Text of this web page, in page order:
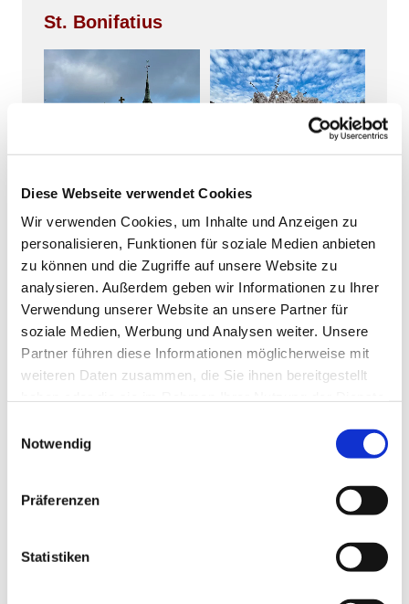
Diese Webseite verwendet Cookies
Wir verwenden Cookies, um Inhalte und Anzeigen zu
personalisieren, Funktionen für soziale Medien anbieten
zu können und die Zugriffe auf unsere Website zu
analysieren. Außerdem geben wir Informationen zu Ihrer
Verwendung unserer Website an unsere Partner für
soziale Medien, Werbung und Analysen weiter. Unsere
Partner führen diese Informationen möglicherweise mit
weiteren Daten zusammen, die Sie ihnen bereitgestellt
Notwendig
Präferenzen
Statistiken
St. Bonifatius
Maria Rosenkranzkönigin